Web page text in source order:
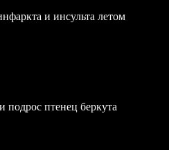
и инсульта летом
подрос птенец беркута